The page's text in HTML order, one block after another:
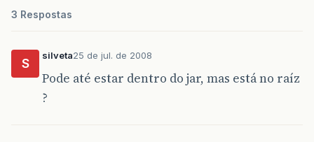
3 Respostas
S
silveta25 de jul. de 2008
Pode até estar dentro do jar, mas está no raíz
?